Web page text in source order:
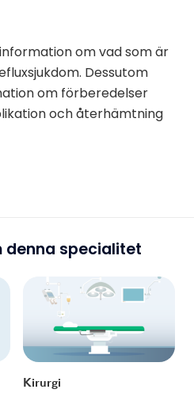
om vad som är
Dessutom
om förberedelser
och återhämtning
denna specialitet
Kirurgi